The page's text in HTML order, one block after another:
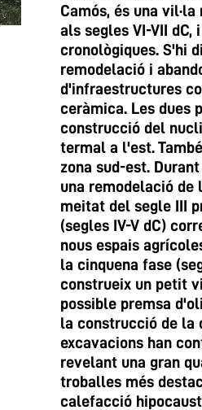
Camós, és una
als segles VI-VII
cronològiques. S'hi
remodelació i
d'infraestructures
ceràmica. Les dues
construcció del
termal a l'est.
zona sud-est.
una remodelació de
meitat del segle III
(segles IV-V dC)
nous espais
la cinquena fase
construeix un petit
possible premsa
la construcció de la
excavacions han
revelant una gran
troballes més
calefacció